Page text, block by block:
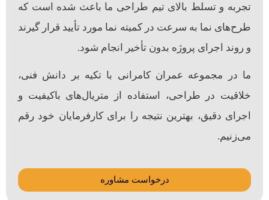
تجربه و تسلط بالای تیم طراحی ما باعث شده است که
طرح‌های نما به سرعت در کمیته نما مورد تأیید قرار گیرند
و روند اجرای پروژه بدون تأخیر انجام شود.
ما در مجموعه عمران کامرانی با تکیه بر دانش فنی،
خلاقیت در طراحی، استفاده از متریال‌های باکیفیت و
اجرای دقیق، بهترین نتیجه را برای کارفرمایان خود رقم
می‌زنیم.
درخواست مشاوره